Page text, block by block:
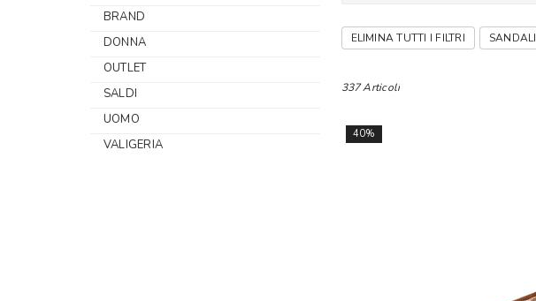
BRAND
DONNA
OUTLET
SALDI
UOMO
VALIGERIA
ELIMINA TUTTI I FILTRI SANDALI
337 Articoli
40%